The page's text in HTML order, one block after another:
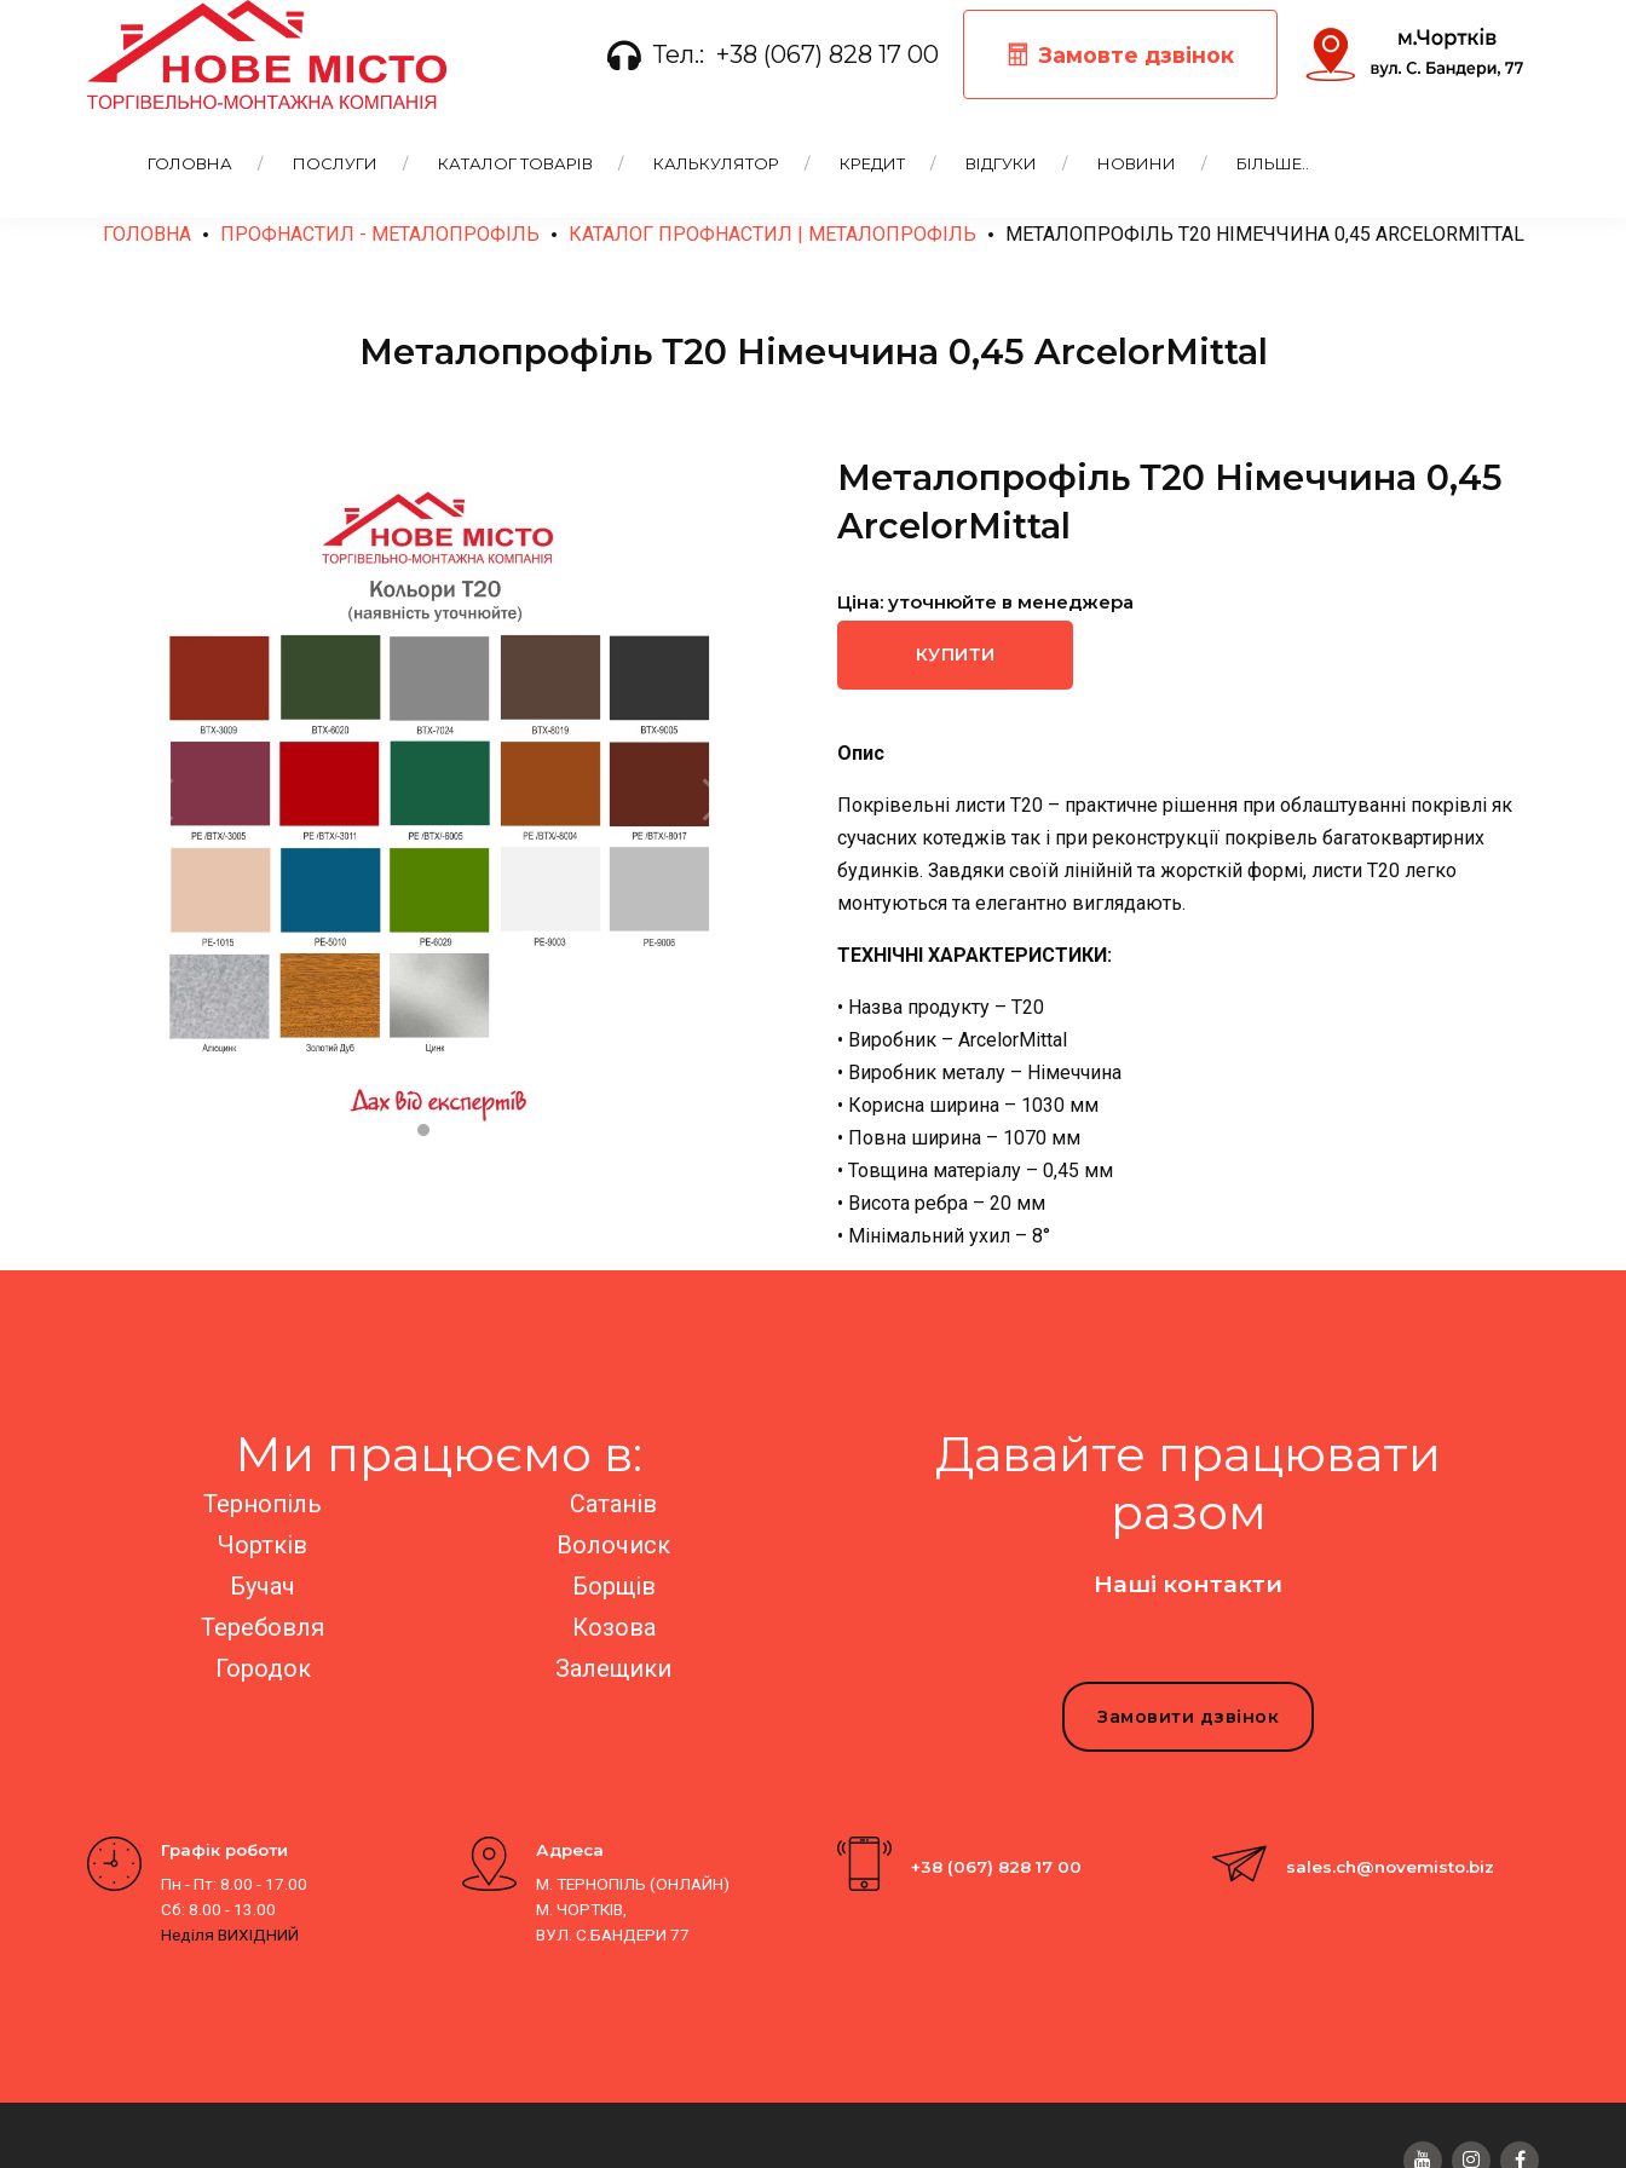
Тел.: +38 (067) 828 17 00 Замовте дзвінок
ГОЛОВНА ПОСЛУГИ КАТАЛОГ ТОВАРІВ КАЛЬКУЛЯТОР КРЕДИТ ВІДГУКИ НОВИНИ БІЛЬШЕ..
ГОЛОВНА ПРОФНАСТИЛ - МЕТАЛОПРОФІЛЬ КАТАЛОГ ПРОФНАСТИЛ | МЕТАЛОПРОФІЛЬ МЕТАЛОПРОФІЛЬ Т20 НІМЕЧЧИНА 0,45 ARCELORMITTAL
Металопрофіль Т20 Німеччина 0,45 ArcelorMittal
Металопрофіль Т20 Німеччина 0,45
ArcelorMittal
Ціна: уточнюйте в менеджера
КУПИТИ
Опис
Покрівельні листи Т20 – практичне рішення при облаштуванні покрівлі як
сучасних котеджів так і при реконструкції покрівель багатоквартирних
будинків. Завдяки своїй лінійній та жорсткій формі, листи Т20 легко
монтуються та елегантно виглядають.
ТЕХНІЧНІ ХАРАКТЕРИСТИКИ:
• Назва продукту – T20
• Виробник – ArcelorMittal
• Виробник металу – Німеччина
• Корисна ширина – 1030 мм
• Повна ширина – 1070 мм
• Товщина матеріалу – 0,45 мм
• Висота ребра – 20 мм
• Мінімальний ухил – 8°
Ми працюємо в:
Тернопіль
Чортків
Бучач
Теребовля
Городок
Сатанів
Волочиск
Борщів
Козова
Залещики
Давайте працювати
разом
Наші контакти
Замовити дзвінок
Графік роботи
Пн - Пт: 8.00 - 17.00
Сб: 8.00 - 13.00
Неділя ВИХІДНИЙ
Адреса
М. ТЕРНОПІЛЬ (ОНЛАЙН)
М. ЧОРТКІВ,
ВУЛ. С.БАНДЕРИ 77
+38 (067) 828 17 00 sales.ch@novemisto.biz